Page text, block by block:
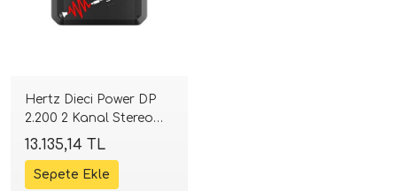
Hertz Dieci Power DP
2.200 2 Kanal Stereo
Amfi | SPLHIFI
13.135,14 TL